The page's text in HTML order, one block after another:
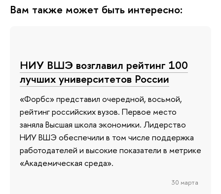
Вам также может быть интересно:
НИУ ВШЭ возглавил рейтинг 100
лучших университетов России
«Форбс» представил очередной, восьмой,
рейтинг российских вузов. Первое место
заняла Высшая школа экономики. Лидерство
НИУ ВШЭ обеспечили в том числе поддержка
работодателей и высокие показатели в метрике
«Академическая среда».
30 марта